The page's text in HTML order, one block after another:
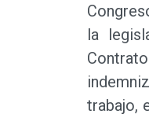
la
trabajo,